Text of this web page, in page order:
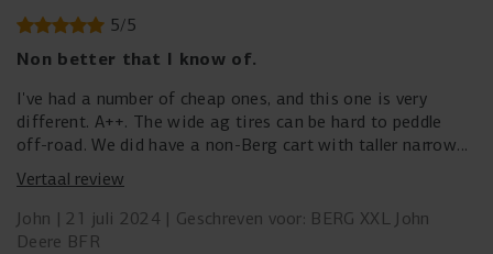
5/5
Non better that I know of.
I've had a number of cheap ones, and this one is very
different. A++. The wide ag tires can be hard to peddle
off-road. We did have a non-Berg cart with taller narrow
tires, which should not be overlooked. We have two kids
and two large-size, pedal-mode-only Berg carts. They are
very well built.
Vertaal review
John
21 juli 2024
Geschreven voor: BERG XXL John
Deere BFR